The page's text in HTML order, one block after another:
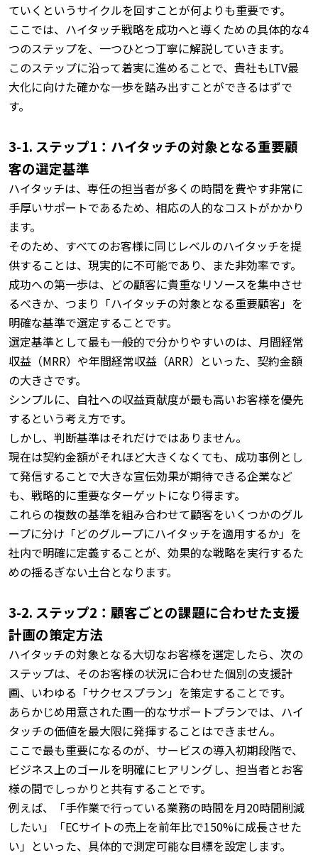
ていくというサイクルを回すことが何よりも重要です。
ここでは、ハイタッチ戦略を成功へと導くための具体的な4
つのステップを、一つひとつ丁寧に解説していきます。
このステップに沿って着実に進めることで、貴社もLTV最
大化に向けた確かな一歩を踏み出すことができるはずで
す。
3-1. ステップ1：ハイタッチの対象となる重要顧
客の選定基準
ハイタッチは、専任の担当者が多くの時間を費やす非常に
手厚いサポートであるため、相応の人的なコストがかかり
ます。
そのため、すべてのお客様に同じレベルのハイタッチを提
供することは、現実的に不可能であり、また非効率です。
成功への第一歩は、どの顧客に貴重なリソースを集中させ
るべきか、つまり「ハイタッチの対象となる重要顧客」を
明確な基準で選定することです。
選定基準として最も一般的で分かりやすいのは、月間経常
収益（MRR）や年間経常収益（ARR）といった、契約金額
の大きさです。
シンプルに、自社への収益貢献度が最も高いお客様を優先
するという考え方です。
しかし、判断基準はそれだけではありません。
現在は契約金額がそれほど大きくなくても、成功事例とし
て発信することで大きな宣伝効果が期待できる企業など
も、戦略的に重要なターゲットになり得ます。
これらの複数の基準を組み合わせて顧客をいくつかのグル
ープに分け「どのグループにハイタッチを適用するか」を
社内で明確に定義することが、効果的な戦略を実行するた
めの揺るぎない土台となります。
3-2. ステップ2：顧客ごとの課題に合わせた支援
計画の策定方法
ハイタッチの対象となる大切なお客様を選定したら、次の
ステップは、そのお客様の状況に合わせた個別の支援計
画、いわゆる「サクセスプラン」を策定することです。
あらかじめ用意された画一的なサポートプランでは、ハイ
タッチの価値を最大限に発揮することはできません。
ここで最も重要になるのが、サービスの導入初期段階で、
ビジネス上のゴールを明確にヒアリングし、担当者とお客
様の間でしっかりと共有することです。
例えば、「手作業で行っている業務の時間を月20時間削減
したい」「ECサイトの売上を前年比で150%に成長させた
い」といった、具体的で測定可能な目標を設定します。